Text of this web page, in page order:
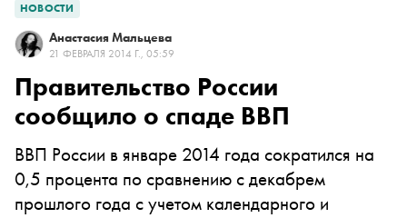
НОВОСТИ
Анастасия Мальцева
21 ФЕВРАЛЯ 2014 Г., 05:59
Правительство России
сообщило о спаде ВВП
ВВП России в январе 2014 года сократился на
0,5 процента по сравнению с декабрем
прошлого года с учетом календарного и